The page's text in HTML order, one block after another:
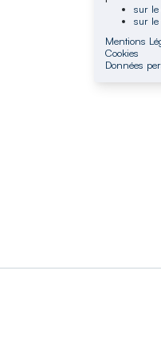
sur le
sur le
Mentions
Cookies
Données